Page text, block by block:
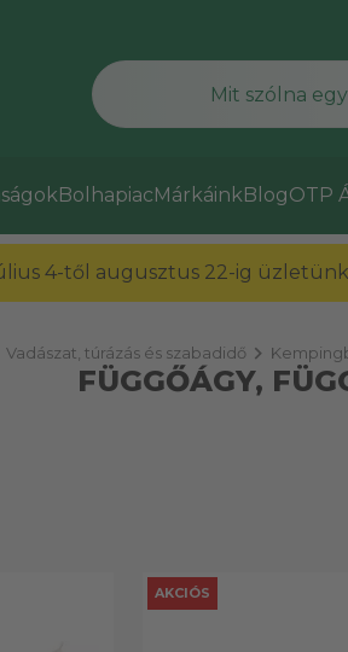
BolhapiacMárkáinkBlogOTP
4-től augusztus 22-ig
Vadászat, túrázás és szabadidő chevron_right
FÜGGŐÁGY,
AKCIÓS